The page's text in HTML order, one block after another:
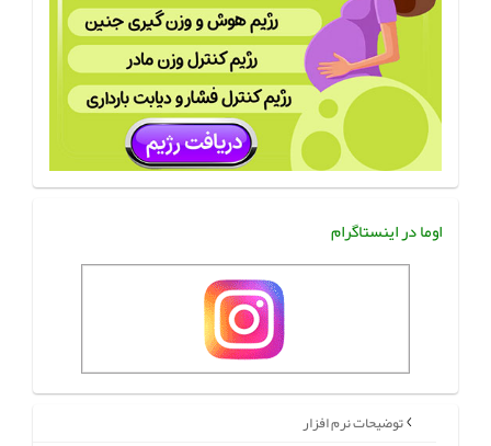
اوما در اینستاگرام
توضیحات نرم افزار